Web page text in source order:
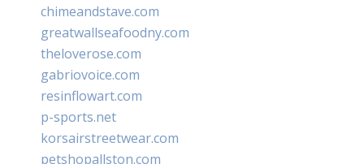
chimeandstave.com
greatwallseafoodny.com
theloverose.com
gabriovoice.com
resinflowart.com
p-sports.net
korsairstreetwear.com
petshopallston.com